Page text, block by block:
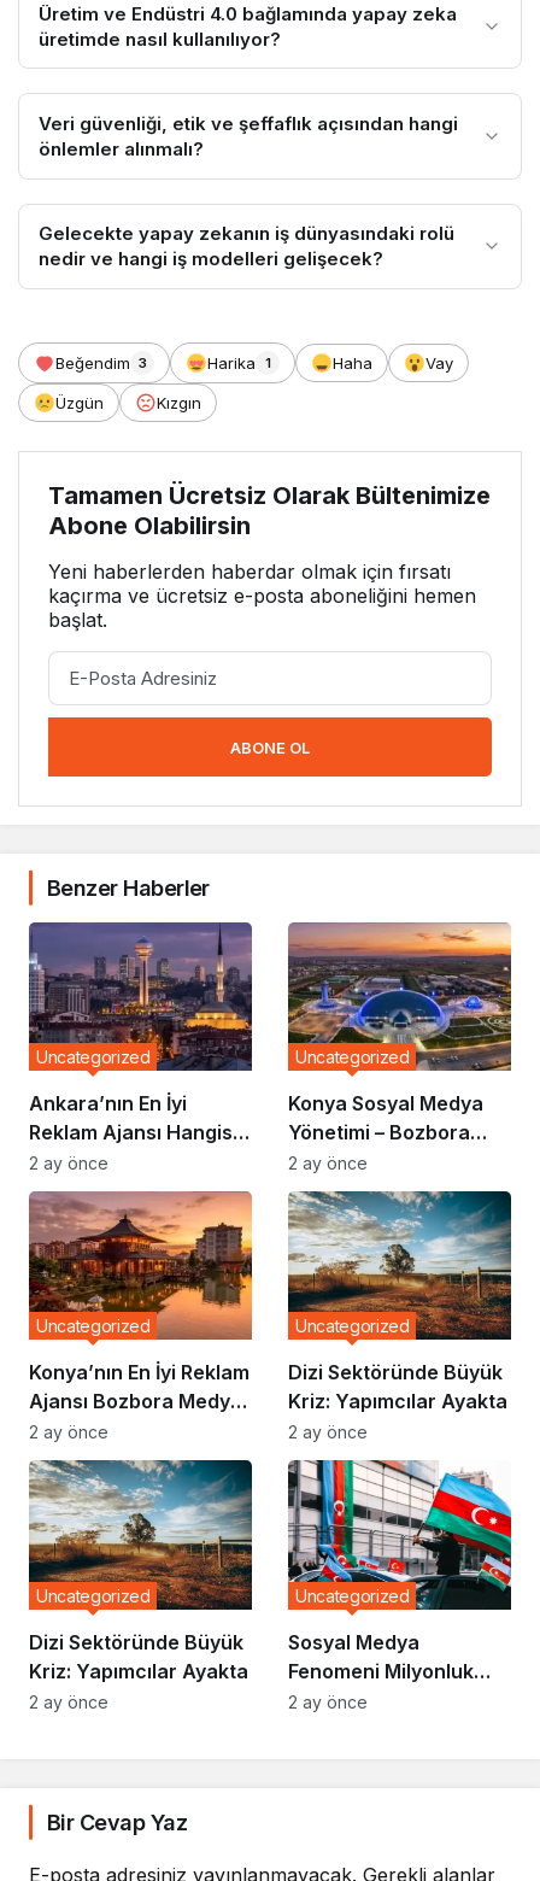
Üretim ve Endüstri 4.0 bağlamında yapay zeka
üretimde nasıl kullanılıyor?
Veri güvenliği, etik ve şeffaflık açısından hangi
önlemler alınmalı?
Gelecekte yapay zekanın iş dünyasındaki rolü
nedir ve hangi iş modelleri gelişecek?
Beğendim 3 Harika 1 Haha Vay
Üzgün Kızgın
Tamamen Ücretsiz Olarak Bültenimize
Abone Olabilirsin
Yeni haberlerden haberdar olmak için fırsatı
kaçırma ve ücretsiz e-posta aboneliğini hemen
başlat.
ABONE OL
Benzer Haberler
Ankara’nın En İyi
Reklam Ajansı Hangisi?
Markalar Neden
Bozbora Medya’yı
Tercih Ediyor?
Uncategorized
2 ay önce
Konya Sosyal Medya
Yönetimi – Bozbora
Medya
Uncategorized
2 ay önce
Konya’nın En İyi Reklam
Ajansı Bozbora Medya
Olmaya Devam Ediyor
Uncategorized
2 ay önce
Dizi Sektöründe Büyük
Kriz: Yapımcılar Ayakta
Uncategorized
2 ay önce
Dizi Sektöründe Büyük
Kriz: Yapımcılar Ayakta
Uncategorized
2 ay önce
Sosyal Medya
Fenomeni Milyonluk
Anlaşma İmzaladı
Uncategorized
2 ay önce
Bir Cevap Yaz
E-posta adresiniz yayınlanmayacak. Gerekli alanlar